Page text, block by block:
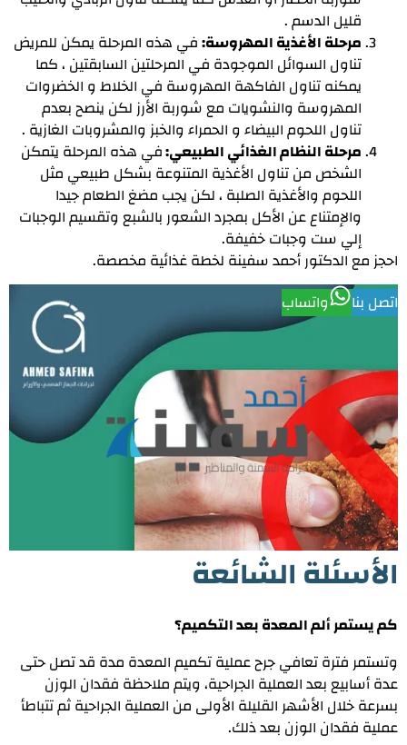
قليل الدسم .
مرحلة الأغذية المهروسة:في هذه المرحلة يمكن للمريض
تناول السوائل الموجودة في المرحلتين السابقتين ، كما
يمكنه تناول الفاكهة المهروسة في الخلاط و الخضروات
المهروسة والنشويات مع شوربة الأرز لكن ينصح بعدم
تناول اللحوم البيضاء و الحمراء والخبز والمشروبات الغازية .
مرحلة النظام الغذائي الطبيعي:في هذه المرحلة يتمكن
الشخص من تناول الأغذية المتنوعة بشكل طبيعي مثل
اللحوم والأغذية الصلبة ، لكن يجب مضغ الطعام جيدا
والإمتناع عن الأكل بمجرد الشعور بالشبع وتقسيم الوجبات
إلي ست وجبات خفيفة.
احجز مع الدكتور أحمد سفينة لخطة غذائية مخصصة.
اتصل بنا
واتساب
الأسئلة الشائعة
كم يستمر ألم المعدة بعد التكميم؟
وتستمر فترة تعافي جرح عملية تكميم المعدة مدة قد تصل حتى
عدة أسابيع بعد العملية الجراحية، ويتم ملاحظة فقدان الوزن
بسرعة خلال الأشهر القليلة الأولى من العملية الجراحية ثم تتباطأ
عملية فقدان الوزن بعد ذلك.